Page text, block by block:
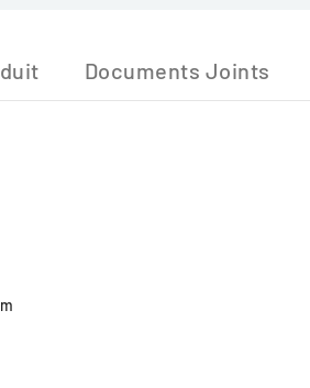
Documents Joints